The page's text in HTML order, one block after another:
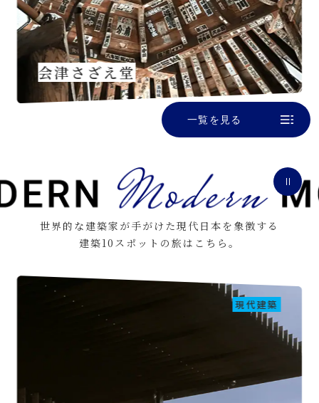
会津さざえ堂
一覧を見る
世界的な建築家が手がけた現代日本を象徴する
建築10スポットの旅はこちら。
現代建築